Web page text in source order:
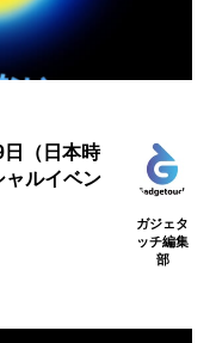
（日本時
ャルイベン
ガジェタ
ッチ編集
部